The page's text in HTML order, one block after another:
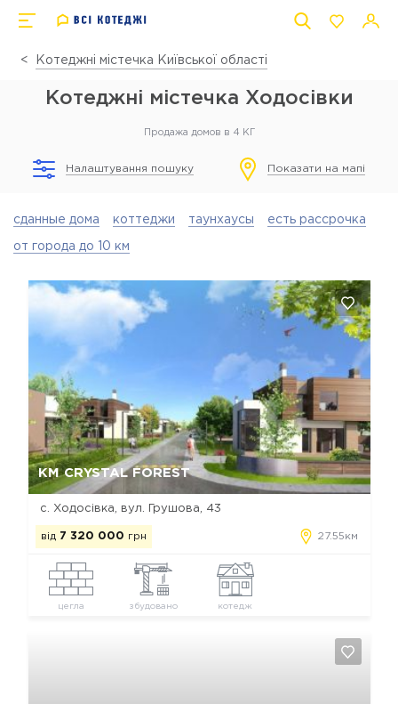
Котеджні містечка Київської області
Котеджні містечка Ходосівки
Продажа домов в 4 КГ
Налаштування пошуку Показати на мапі
сданные дома коттеджи таунхаусы есть рассрочка
от города до 10 км
КМ CRYSTAL FOREST
с. Ходосівка, вул. Грушова, 43
від 7 320 000 грн 27.55км
цегла збудовано котедж
Так, видалити Відміна